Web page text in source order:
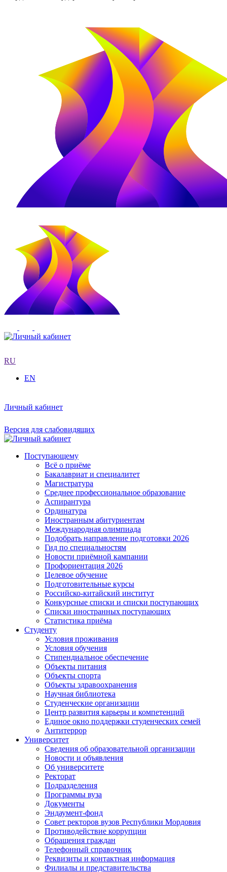
RU
EN
Личный кабинет
Версия для слабовидящих
Поступающему
Всё о приёме
Бакалавриат и специалитет
Магистратура
Среднее профессиональное образование
Аспирантура
Ординатура
Иностранным абитуриентам
Международная олимпиада
Подобрать направление подготовки 2026
Гид по специальностям
Новости приёмной кампании
Профориентация 2026
Целевое обучение
Подготовительные курсы
Российско-китайский институт
Конкурсные списки и списки поступающих
Списки иностранных поступающих
Статистика приёма
Студенту
Условия проживания
Условия обучения
Стипендиальное обеспечение
Объекты питания
Объекты спорта
Объекты здравоохранения
Научная библиотека
Студенческие организации
Центр развития карьеры и компетенций
Единое окно поддержки студенческих семей
Антитеррор
Университет
Сведения об образовательной организации
Новости и объявления
Об университете
Ректорат
Подразделения
Программы вуза
Документы
Эндаумент-фонд
Совет ректоров вузов Республики Мордовия
Противодействие коррупции
Обращения граждан
Телефонный справочник
Реквизиты и контактная информация
Филиалы и представительства